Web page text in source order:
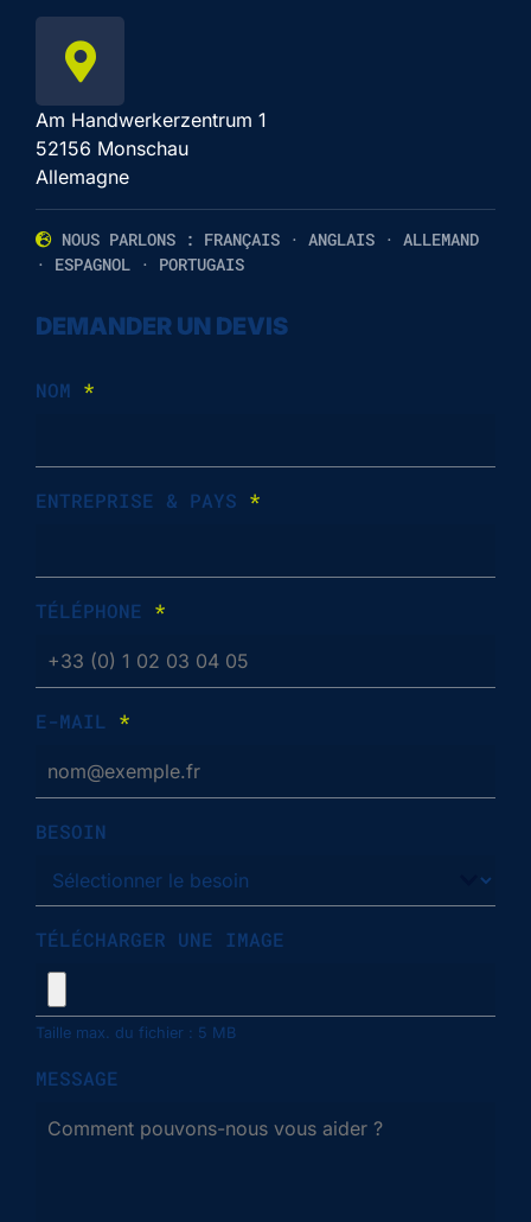
Am Handwerkerzentrum 1
52156 Monschau
Allemagne
NOUS PARLONS : FRANÇAIS · ANGLAIS · ALLEMAND
· ESPAGNOL · PORTUGAIS
DEMANDER UN DEVIS
NOM *
ENTREPRISE & PAYS *
TÉLÉPHONE *
E-MAIL *
BESOIN
TÉLÉCHARGER UNE IMAGE
Taille max. du fichier : 5 MB
MESSAGE